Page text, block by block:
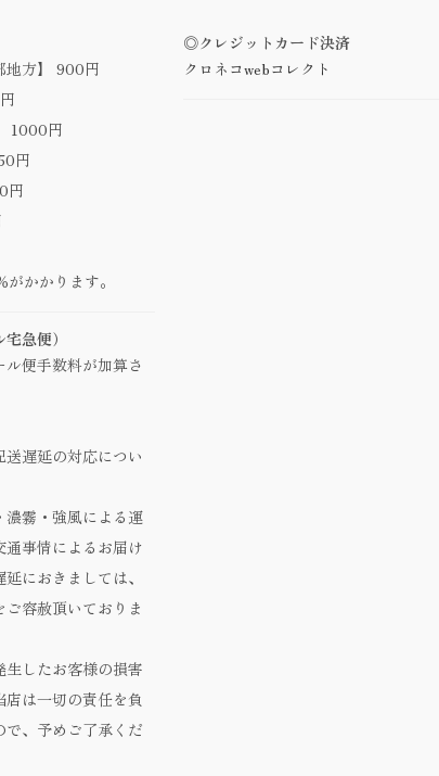
地方】 900円
1000円
円
円
かかります。
急便）
ル便手数料が加算さ
送遅延の対応につい
霧・強風による運
事情によるお届け
におきましては、
容赦頂いておりま
したお客様の損害
は一切の責任を負
で、予めご了承くだ
◎クレジットカード決済
クロネコwebコレクト